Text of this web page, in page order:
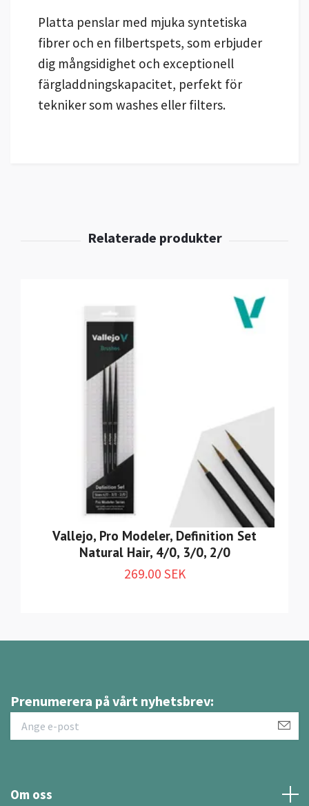
Platta penslar med mjuka syntetiska
fibrer och en filbertspets, som erbjuder
dig mångsidighet och exceptionell
färgladdningskapacitet, perfekt för
tekniker som washes eller filters.
Vallejo, Pro Modeler, Definition Set
Natural Hair, 4/0, 3/0, 2/0
269.00 SEK
Prenumerera på vårt nyhetsbrev:
Om oss